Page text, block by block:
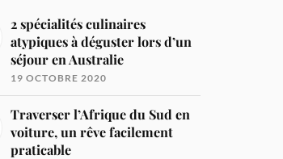
2 spécialités culinaires
atypiques à déguster lors d’un
séjour en Australie
19 OCTOBRE 2020
Traverser l’Afrique du Sud en
voiture, un rêve facilement
praticable